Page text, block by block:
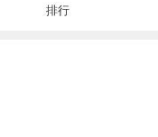
排行